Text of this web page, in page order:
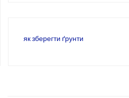
як зберегти ґрунти